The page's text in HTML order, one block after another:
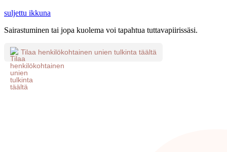
suljettu ikkuna
Sairastuminen tai jopa kuolema voi tapahtua tuttavapiirissäsi.
Tilaa henkilökohtainen unien tulkinta täältä